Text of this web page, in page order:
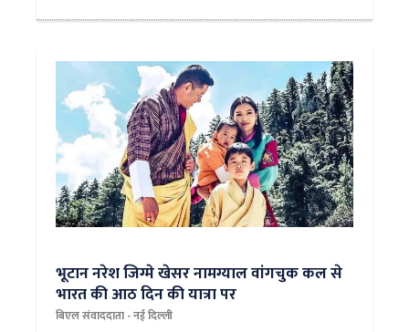
भूटान नरेश जिग्मे खेसर नामग्याल वांगचुक कल से
भारत की आठ दिन की यात्रा पर
बिएल संवाददाता - नई दिल्ली